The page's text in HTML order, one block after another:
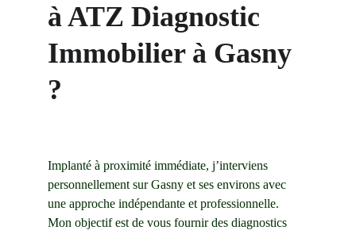
à ATZ Diagnostic
Immobilier à Gasny
?
Implanté à proximité immédiate, j’interviens
personnellement sur Gasny et ses environs avec
une approche indépendante et professionnelle.
Mon objectif est de vous fournir des diagnostics